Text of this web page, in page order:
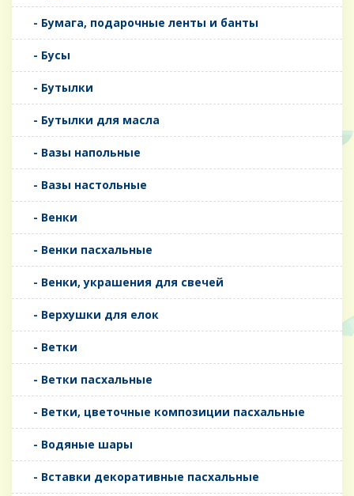
- Бумага, подарочные ленты и банты
- Бусы
- Бутылки
- Бутылки для масла
- Вазы напольные
- Вазы настольные
- Венки
- Венки пасхальные
- Венки, украшения для свечей
- Верхушки для елок
- Ветки
- Ветки пасхальные
- Ветки, цветочные композиции пасхальные
- Водяные шары
- Вставки декоративные пасхальные